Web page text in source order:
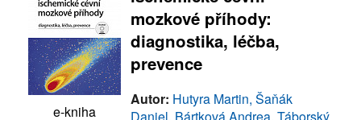
e-kniha
mozkové příhody:
diagnostika, léčba,
prevence
Autor: Hutyra Martin, Šaňák
Daniel, Bártková Andrea, Táborský